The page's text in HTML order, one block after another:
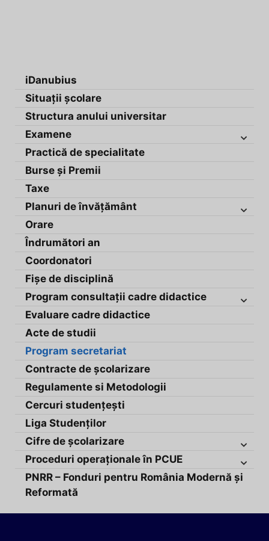
iDanubius
Situații școlare
Structura anului universitar
Examene
Practică de specialitate
Burse și Premii
Taxe
Planuri de învățământ
Orare
Îndrumători an
Coordonatori
Fișe de disciplină
Program consultații cadre didactice
Evaluare cadre didactice
Acte de studii
Program secretariat
Contracte de școlarizare
Regulamente si Metodologii
Cercuri studențești
Liga Studenților
Cifre de școlarizare
Proceduri operaționale în PCUE
PNRR – Fonduri pentru România Modernă și
Reformată